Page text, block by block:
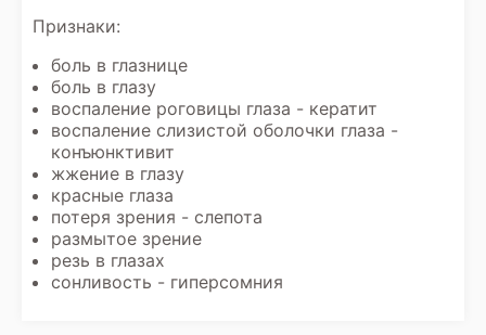
Признаки:
боль в глазнице
боль в глазу
воспаление роговицы глаза - кератит
воспаление слизистой оболочки глаза -
конъюнктивит
жжение в глазу
красные глаза
потеря зрения - слепота
размытое зрение
резь в глазах
сонливость - гиперсомния